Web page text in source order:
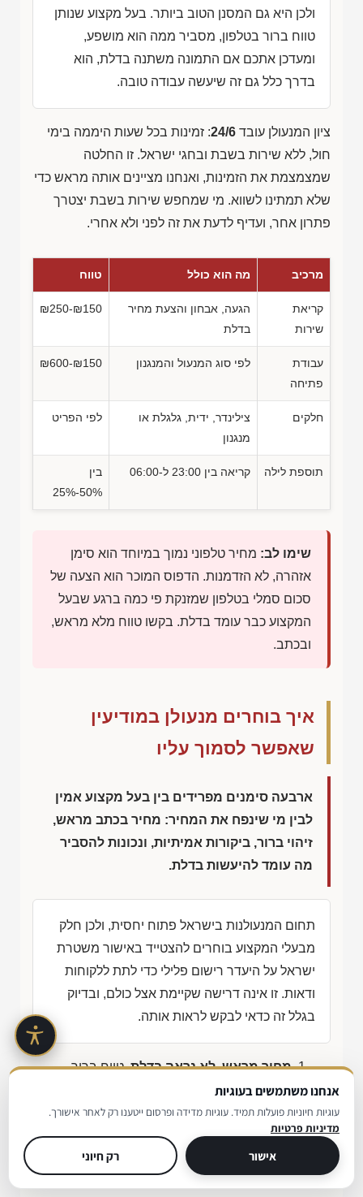
ולכן היא גם המסנן הטוב ביותר. בעל מקצוע שנותן
טווח ברור בטלפון, מסביר ממה הוא מושפע,
ומעדכן אתכם אם התמונה משתנה בדלת, הוא
בדרך כלל גם זה שיעשה עבודה טובה.
ציון המנעולן עובד 24/6: זמינות בכל שעות היממה בימי
חול, ללא שירות בשבת ובחגי ישראל. זו החלטה
שמצמצמת את הזמינות, ואנחנו מציינים אותה מראש כדי
שלא תמתינו לשווא. מי שמחפש שירות בשבת יצטרך
פתרון אחר, ועדיף לדעת את זה לפני ולא אחרי.
מרכיב מה הוא כולל טווח
קריאת
שירות
הגעה, אבחון והצעת מחיר
בדלת
₪250-₪150
עבודת
פתיחה
לפי סוג המנעול והמנגנון ₪600-₪150
חלקים
צילינדר, ידית, גלגלת או
מנגנון
לפי הפריט
תוספת לילה קריאה בין 23:00 ל-06:00
בין
50%-25%
שימו לב: מחיר טלפוני נמוך במיוחד הוא סימן
אזהרה, לא הזדמנות. הדפוס המוכר הוא הצעה של
סכום סמלי בטלפון שמזנקת פי כמה ברגע שבעל
המקצוע כבר עומד בדלת. בקשו טווח מלא מראש,
ובכתב.
איך בוחרים מנעולן במודיעין
שאפשר לסמוך עליו
ארבעה סימנים מפרידים בין בעל מקצוע אמין
לבין מי שינפח את המחיר: מחיר בכתב מראש,
זיהוי ברור, ביקורות אמיתיות, ונכונות להסביר
מה עומד להיעשות בדלת.
תחום המנעולנות בישראל פתוח יחסית, ולכן חלק
מבעלי המקצוע בוחרים להצטייד באישור משטרת
ישראל על היעדר רישום פלילי כדי לתת ללקוחות
ודאות. זו אינה דרישה שקיימת אצל כולם, ובדיוק
בגלל זה כדאי לבקש לראות אותה.
מחיר מראש, לא נראה בדלת, טווח ברור
בטלפון או בוואטסאפ, כולל מה שעשוי לשנות
אותו.
זיהוי, שם מלא, עסק מזוהה, וחשבונית בסוף
העבודה.
אנחנו משתמשים בעוגיות
עוגיות חיוניות פועלות תמיד. עוגיות מדידה ופרסום ייטענו רק לאחר אישורך.
מדיניות פרטיות
אישור רק חיוני